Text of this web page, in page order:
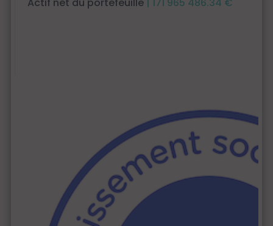
Actif net du portefeuille | 171 965 486.34 €